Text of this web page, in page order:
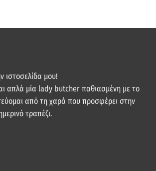
ιστοσελίδα μου!
απλά μία lady butcher παθιασμένη με το
από τη χαρά που προσφέρει στην
τραπέζι.